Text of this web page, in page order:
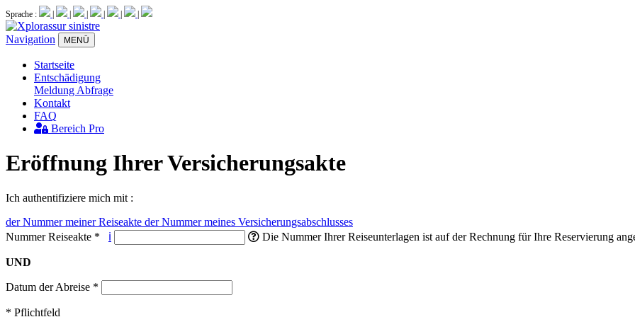
Sprache :
Navigation MENÜ
Startseite
Entschädigung
Meldung Abfrage
Kontakt
FAQ
Bereich Pro
Eröffnung Ihrer Versicherungsakte
Ich authentifiziere mich mit :
der Nummer meiner Reiseakte der Nummer meines Versicherungsabschlusses
Nummer Reiseakte * ℹ Die Nummer Ihrer Reiseunterlagen ist auf der Rechnung für Ihre Reservierung
UND
Datum der Abreise *
* Pflichtfeld